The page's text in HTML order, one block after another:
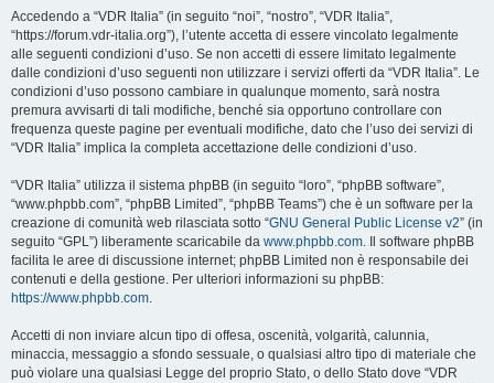
Accedendo a “VDR Italia” (in seguito “noi”, “nostro”, “VDR Italia”,
“https://forum.vdr-italia.org”), l’utente accetta di essere vincolato legalmente
alle seguenti condizioni d’uso. Se non accetti di essere limitato legalmente
dalle condizioni d’uso seguenti non utilizzare i servizi offerti da “VDR Italia”. Le
condizioni d’uso possono cambiare in qualunque momento, sarà nostra
premura avvisarti di tali modifiche, benché sia opportuno controllare con
frequenza queste pagine per eventuali modifiche, dato che l’uso dei servizi di
“VDR Italia” implica la completa accettazione delle condizioni d’uso.
“VDR Italia” utilizza il sistema phpBB (in seguito “loro”, “phpBB software”,
“www.phpbb.com”, “phpBB Limited”, “phpBB Teams”) che è un software per la
creazione di comunità web rilasciata sotto “GNU General Public License v2” (in
seguito “GPL”) liberamente scaricabile da www.phpbb.com. Il software phpBB
facilita le aree di discussione internet; phpBB Limited non è responsabile dei
contenuti e della gestione. Per ulteriori informazioni su phpBB:
https://www.phpbb.com.
Accetti di non inviare alcun tipo di offesa, oscenità, volgarità, calunnia,
minaccia, messaggio a sfondo sessuale, o qualsiasi altro tipo di materiale che
può violare una qualsiasi Legge del proprio Stato, o dello Stato dove “VDR